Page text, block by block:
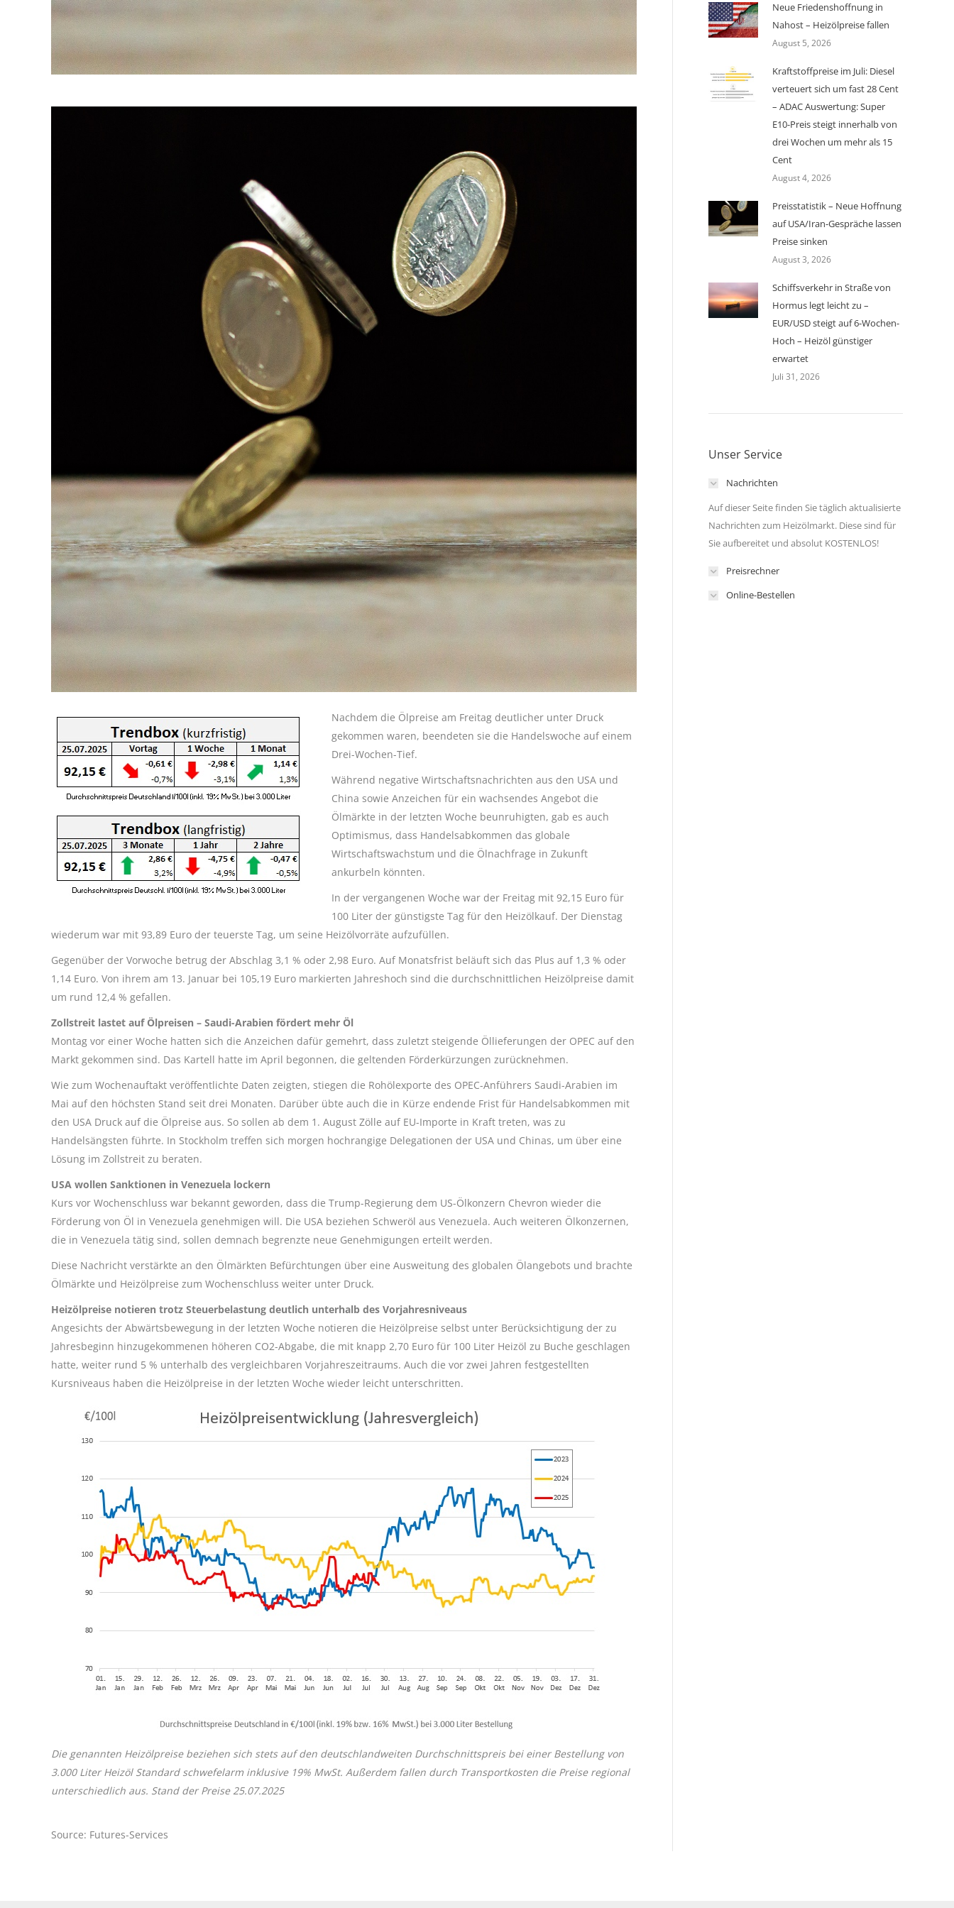
Nachdem die Ölpreise am Freitag deutlicher unter Druck
gekommen waren, beendeten sie die Handelswoche auf einem
Drei-Wochen-Tief.
Während negative Wirtschaftsnachrichten aus den USA und
China sowie Anzeichen für ein wachsendes Angebot die
Ölmärkte in der letzten Woche beunruhigten, gab es auch
Optimismus, dass Handelsabkommen das globale
Wirtschaftswachstum und die Ölnachfrage in Zukunft
ankurbeln könnten.
In der vergangenen Woche war der Freitag mit 92,15 Euro für
100 Liter der günstigste Tag für den Heizölkauf. Der Dienstag
wiederum war mit 93,89 Euro der teuerste Tag, um seine Heizölvorräte aufzufüllen.
Gegenüber der Vorwoche betrug der Abschlag 3,1 % oder 2,98 Euro. Auf Monatsfrist beläuft sich das Plus auf 1,3 % oder
1,14 Euro. Von ihrem am 13. Januar bei 105,19 Euro markierten Jahreshoch sind die durchschnittlichen Heizölpreise damit
um rund 12,4 % gefallen.
Zollstreit lastet auf Ölpreisen – Saudi-Arabien fördert mehr Öl
Montag vor einer Woche hatten sich die Anzeichen dafür gemehrt, dass zuletzt steigende Öllieferungen der OPEC auf den
Markt gekommen sind. Das Kartell hatte im April begonnen, die geltenden Förderkürzungen zurücknehmen.
Wie zum Wochenauftakt veröffentlichte Daten zeigten, stiegen die Rohölexporte des OPEC-Anführers Saudi-Arabien im
Mai auf den höchsten Stand seit drei Monaten. Darüber übte auch die in Kürze endende Frist für Handelsabkommen mit
den USA Druck auf die Ölpreise aus. So sollen ab dem 1. August Zölle auf EU-Importe in Kraft treten, was zu
Handelsängsten führte. In Stockholm treffen sich morgen hochrangige Delegationen der USA und Chinas, um über eine
Lösung im Zollstreit zu beraten.
USA wollen Sanktionen in Venezuela lockern
Kurs vor Wochenschluss war bekannt geworden, dass die Trump-Regierung dem US-Ölkonzern Chevron wieder die
Förderung von Öl in Venezuela genehmigen will. Die USA beziehen Schweröl aus Venezuela. Auch weiteren Ölkonzernen,
die in Venezuela tätig sind, sollen demnach begrenzte neue Genehmigungen erteilt werden.
Diese Nachricht verstärkte an den Ölmärkten Befürchtungen über eine Ausweitung des globalen Ölangebots und brachte
Ölmärkte und Heizölpreise zum Wochenschluss weiter unter Druck.
Heizölpreise notieren trotz Steuerbelastung deutlich unterhalb des Vorjahresniveaus
Angesichts der Abwärtsbewegung in der letzten Woche notieren die Heizölpreise selbst unter Berücksichtigung der zu
Jahresbeginn hinzugekommenen höheren CO2-Abgabe, die mit knapp 2,70 Euro für 100 Liter Heizöl zu Buche geschlagen
hatte, weiter rund 5 % unterhalb des vergleichbaren Vorjahreszeitraums. Auch die vor zwei Jahren festgestellten
Kursniveaus haben die Heizölpreise in der letzten Woche wieder leicht unterschritten.
Die genannten Heizölpreise beziehen sich stets auf den deutschlandweiten Durchschnittspreis bei einer Bestellung von
3.000 Liter Heizöl Standard schwefelarm inklusive 19% MwSt. Außerdem fallen durch Transportkosten die Preise regional
unterschiedlich aus. Stand der Preise 25.07.2025
Source: Futures-Services
Neue Friedenshoffnung in
Nahost – Heizölpreise fallen
August 5, 2026
Kraftstoffpreise im Juli: Diesel
verteuert sich um fast 28 Cent
– ADAC Auswertung: Super
E10-Preis steigt innerhalb von
drei Wochen um mehr als 15
Cent
August 4, 2026
Preisstatistik – Neue Hoffnung
auf USA/Iran-Gespräche lassen
Preise sinken
August 3, 2026
Schiffsverkehr in Straße von
Hormus legt leicht zu –
EUR/USD steigt auf 6-Wochen-
Hoch – Heizöl günstiger
erwartet
Juli 31, 2026
Unser Service
Nachrichten
Auf dieser Seite finden Sie täglich aktualisierte
Nachrichten zum Heizölmarkt. Diese sind für
Sie aufbereitet und absolut KOSTENLOS!
Preisrechner
Online-Bestellen